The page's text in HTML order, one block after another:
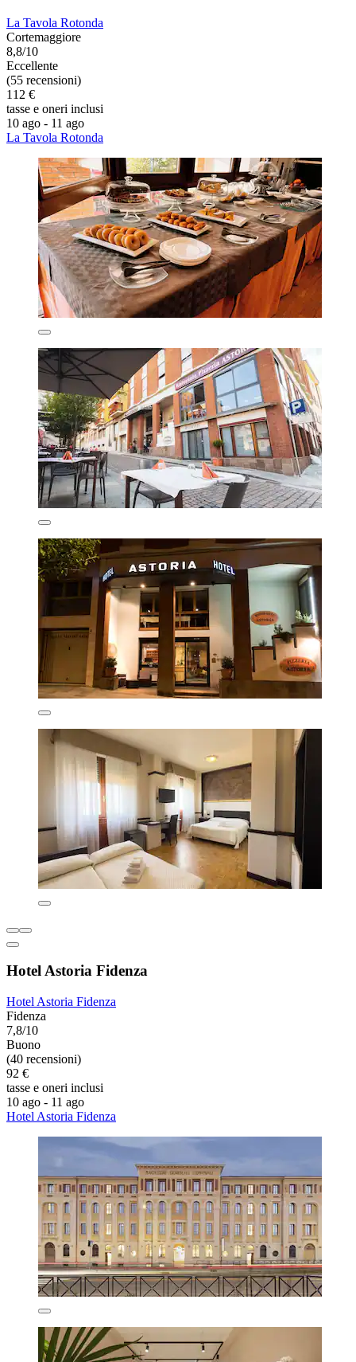
La Tavola Rotonda
Cortemaggiore
8,8/10
Eccellente
(55 recensioni)
112 €
tasse e oneri inclusi
10 ago - 11 ago
La Tavola Rotonda
Hotel Astoria Fidenza
Hotel Astoria Fidenza
Fidenza
7,8/10
Buono
(40 recensioni)
92 €
tasse e oneri inclusi
10 ago - 11 ago
Hotel Astoria Fidenza